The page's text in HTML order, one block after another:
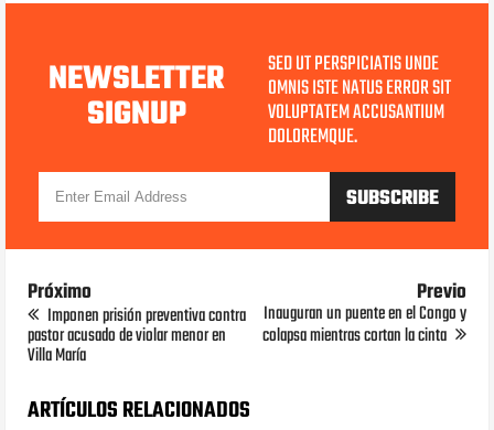
NEWSLETTER
SIGNUP
SED UT PERSPICIATIS UNDE
OMNIS ISTE NATUS ERROR SIT
VOLUPTATEM ACCUSANTIUM
DOLOREMQUE.
Próximo
Imponen prisión preventiva contra
pastor acusado de violar menor en
Villa María
Previo
Inauguran un puente en el Congo y
colapsa mientras cortan la cinta
ARTÍCULOS RELACIONADOS